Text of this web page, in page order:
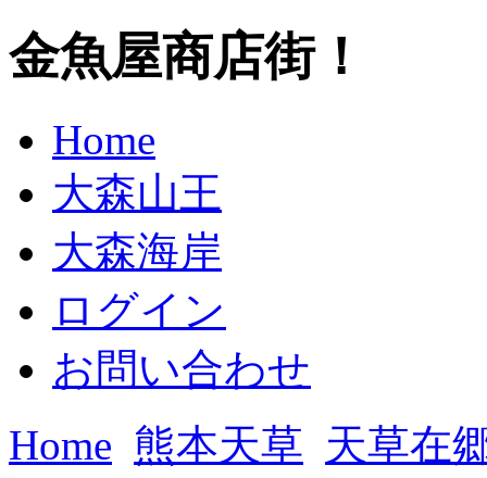
金魚屋商店街！
Home
大森山王
大森海岸
ログイン
お問い合わせ
Home 熊本天草 天草在